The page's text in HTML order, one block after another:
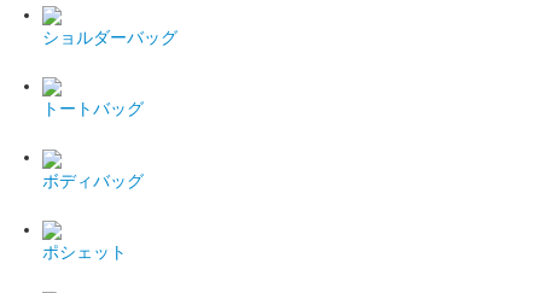
ショルダーバッグ
トートバッグ
ボディバッグ
ポシェット